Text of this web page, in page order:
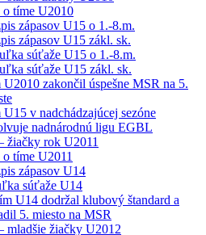
tíme U2010
zápasov U15 o 1.-8.m.
zápasov U15 zákl. sk.
súťaže U15 o 1.-8.m.
súťaže U15 zákl. sk.
zakončil úspešne MSR na 5.
v nadchádzajúcej sezóne
nadnárodnú ligu EGBL
žiačky rok U2011
tíme U2011
zápasov U14
súťaže U14
U14 dodržal klubový štandard a
5. miesto na MSR
mladšie žiačky U2012